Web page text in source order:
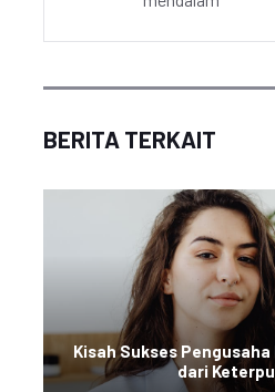
BERITA TERKAIT
Kisah Sukses
dari